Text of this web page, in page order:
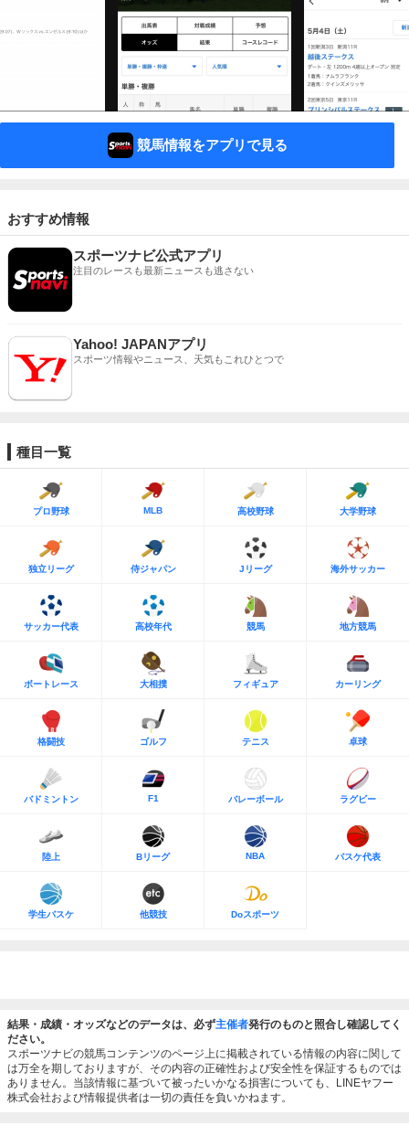
競馬情報をアプリで見る
おすすめ情報
スポーツナビ公式アプリ
注目のレースも最新ニュースも逃さない
Yahoo! JAPANアプリ
スポーツ情報やニュース、天気もこれひとつで
種目一覧
プロ野球 MLB 高校野球 大学野球
独立リーグ 侍ジャパン Jリーグ 海外サッカー
サッカー代表 高校年代 競馬 地方競馬
ボートレース 大相撲 フィギュア カーリング
格闘技 ゴルフ テニス 卓球
バドミントン F1 バレーボール ラグビー
陸上 Bリーグ NBA バスケ代表
学生バスケ 他競技 Doスポーツ
結果・成績・オッズなどのデータは、必ず主催者発行のものと照合し確認してく
ださい。
スポーツナビの競馬コンテンツのページ上に掲載されている情報の内容に関して
は万全を期しておりますが、その内容の正確性および安全性を保証するものでは
ありません。当該情報に基づいて被ったいかなる損害についても、LINEヤフー
株式会社および情報提供者は一切の責任を負いかねます。